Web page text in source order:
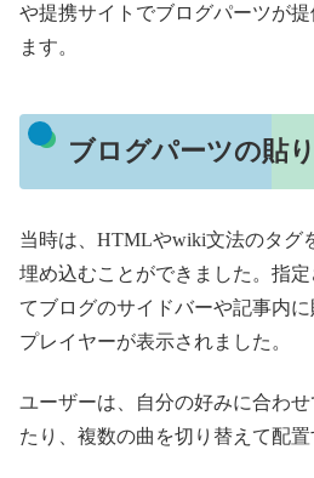
や提携サイトでブログパーツが
ます。
ブログパーツの貼
当時は、HTMLやwiki文法のタグ
埋め込むことができました。指
てブログのサイドバーや記事内
プレイヤーが表示されました。
ユーザーは、自分の好みに合わ
たり、複数の曲を切り替えて配置